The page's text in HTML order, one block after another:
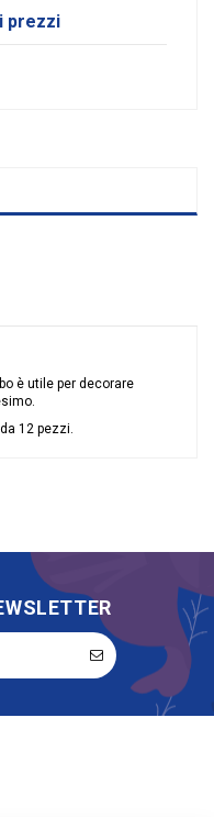
prezzi
è utile per decorare
12 pezzi.